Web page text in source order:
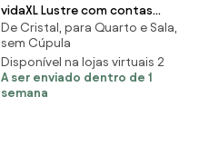
vidaXL Lustre com contas
lâmpadas 12 x E14 branco
De Cristal, para Quarto e Sala,
sem Cúpula
Disponível na lojas virtuais 2
A ser enviado dentro de 1
semana